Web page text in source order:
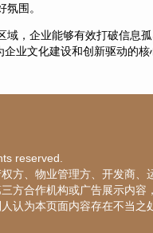
围。
域，企业能够有效打破信息
业文化建设和创新驱动的核
reserved.
方、物业管理方、开发商
合作机构或广告展示内容
认为本页面内容存在不当